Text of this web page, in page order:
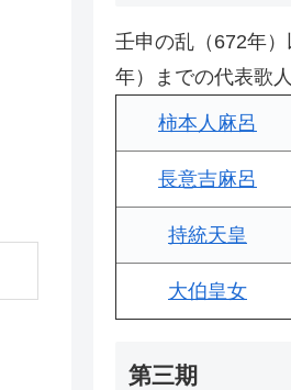
壬申の乱（672年
年）までの代表歌人
柿本人麻呂
長意吉麻呂
持統天皇
大伯皇女
第三期